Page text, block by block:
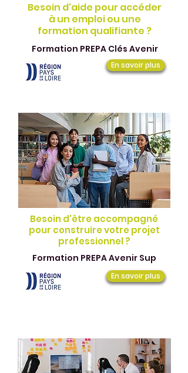
Besoin d'aide pour accéder
à un emploi ou une
formation qualifiante ?
Formation PREPA Clés Avenir
En savoir plus
Besoin d'être accompagné
pour construire votre projet
professionnel ?
Formation PREPA Avenir Sup
En savoir plus